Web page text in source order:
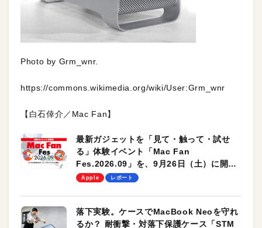
Photo by Grm_wnr.
https://commons.wikimedia.org/wiki/User:Grm_wnr
【白石倖介／Mac Fan】
最新ガジェットを「見て・触って・試せ
る」体験イベント「Mac Fan
Fes.2026.09」を、9月26日（土）に開催
します！
Apple レポート
落下実験。ケースでMacBook Neoを守れ
るか？ 耐衝撃・対落下保護ケース「STM